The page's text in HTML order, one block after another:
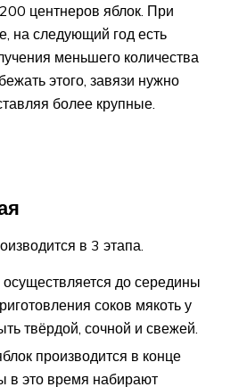
центнеров яблок. При
на следующий год есть
меньшего количества
этого, завязи нужно
более крупные.
в 3 этапа.
до середины
соков мякоть у
твёрдой, сочной и свежей.
производится в конце
в это время набирают